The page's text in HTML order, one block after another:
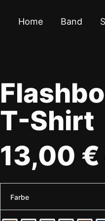
Home Band
T-Shirt
13,00 €
Farbe